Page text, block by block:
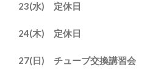
23(水) 定休日
24(木) 定休日
27(日) チューブ交換講習会